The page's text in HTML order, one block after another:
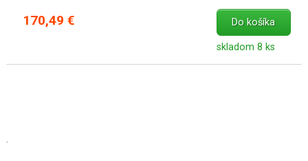
170,49 € Do košíka
skladom 8 ks
.